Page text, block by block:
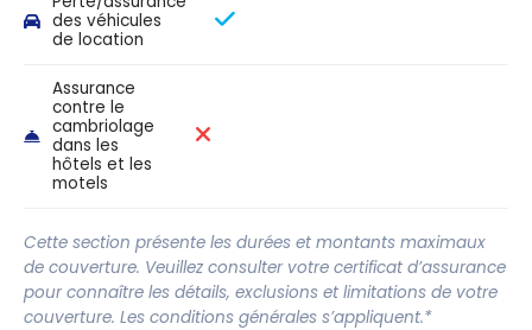
des véhicules
de location
Assurance
contre le
cambriolage
dans les
hôtels et les
motels
Cette section présente les durées et montants maximaux
de couverture. Veuillez consulter votre certificat d’assurance
pour connaître les détails, exclusions et limitations de votre
couverture. Les conditions générales s’appliquent.*